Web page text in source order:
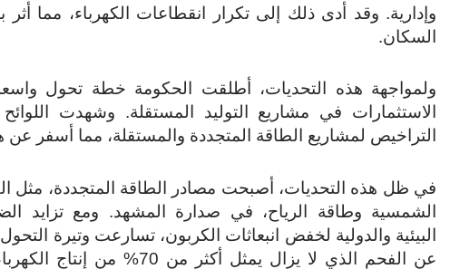
وإدارية. وقد أدى ذلك إلى تكرار انقطاعات الكهرباء، مما
السكان.
ولمواجهة هذه التحديات، أطلقت الحكومة خطة تحول
الاستثمارات في مشاريع التوليد المستقلة. وشهدت
التراخيص لمشاريع الطاقة المتجددة والمستقلة، مما أسفر
في ظل هذه التحديات، أصبحت مصادر الطاقة المتجددة، مثل
الشمسية وطاقة الرياح، في صدارة المشهد. ومع تزايد
البيئية والدولية لخفض انبعاثات الكربون، تسارعت وتيرة التحول
عن الفحم الذي لا يزال يمثل أكثر من 70% من